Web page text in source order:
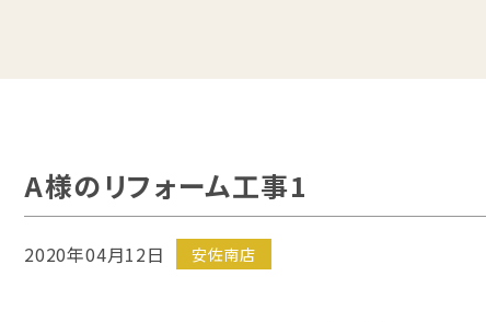
A様のリフォーム工事1
2020年04月12日 安佐南店